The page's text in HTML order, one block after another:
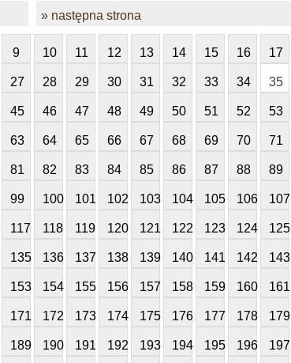
» następna strona
9 10 11 12 13 14 15 16 17
27 28 29 30 31 32 33 34 35
45 46 47 48 49 50 51 52 53
63 64 65 66 67 68 69 70 71
81 82 83 84 85 86 87 88 89
99 100 101 102 103 104 105 106 107
117 118 119 120 121 122 123 124 125
135 136 137 138 139 140 141 142 143
153 154 155 156 157 158 159 160 161
171 172 173 174 175 176 177 178 179
189 190 191 192 193 194 195 196 197